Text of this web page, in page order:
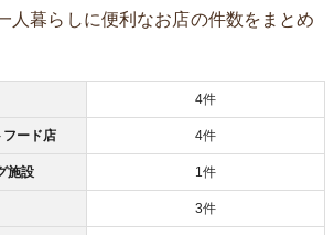
人暮らしに便利なお店の件数をまとめ
4件
フード店 4件
施設 1件
3件